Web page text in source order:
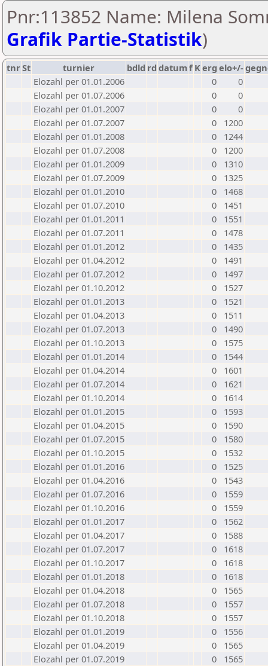
Pnr:113852 Name: Milena
Grafik Partie-Statistik)
tnrSt turnier bdld rd datumf Kerg elo+/-
Elozahl per 01.01.2006
0
0
Elozahl per 01.07.2006
0
0
Elozahl per 01.01.2007
0
0
Elozahl per 01.07.2007
0
1200
Elozahl per 01.01.2008
0
1244
Elozahl per 01.07.2008
0
1200
Elozahl per 01.01.2009
0
1310
Elozahl per 01.07.2009
0
1325
Elozahl per 01.01.2010
0
1468
Elozahl per 01.07.2010
0
1451
Elozahl per 01.01.2011
0
1551
Elozahl per 01.07.2011
0
1478
Elozahl per 01.01.2012
0
1435
Elozahl per 01.04.2012
0
1491
Elozahl per 01.07.2012
0
1497
Elozahl per 01.10.2012
0
1527
Elozahl per 01.01.2013
0
1521
Elozahl per 01.04.2013
0
1511
Elozahl per 01.07.2013
0
1490
Elozahl per 01.10.2013
0
1575
Elozahl per 01.01.2014
0
1544
Elozahl per 01.04.2014
0
1601
Elozahl per 01.07.2014
0
1621
Elozahl per 01.10.2014
0
1614
Elozahl per 01.01.2015
0
1593
Elozahl per 01.04.2015
0
1590
Elozahl per 01.07.2015
0
1580
Elozahl per 01.10.2015
0
1532
Elozahl per 01.01.2016
0
1525
Elozahl per 01.04.2016
0
1543
Elozahl per 01.07.2016
0
1559
Elozahl per 01.10.2016
0
1559
Elozahl per 01.01.2017
0
1562
Elozahl per 01.04.2017
0
1588
Elozahl per 01.07.2017
0
1618
Elozahl per 01.10.2017
0
1618
Elozahl per 01.01.2018
0
1618
Elozahl per 01.04.2018
0
1565
Elozahl per 01.07.2018
0
1557
Elozahl per 01.10.2018
0
1557
Elozahl per 01.01.2019
0
1556
Elozahl per 01.04.2019
0
1565
Elozahl per 01.07.2019
0
1565